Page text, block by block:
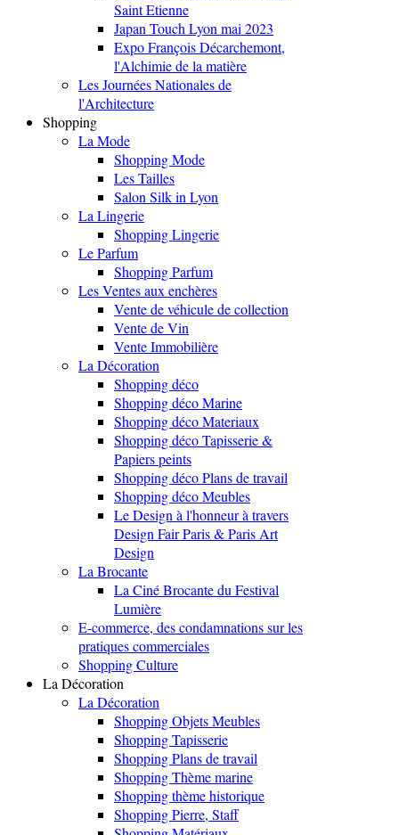
Saint Etienne
Japan Touch Lyon mai 2023
Expo François Décarchemont,
l'Alchimie de la matière
Les Journées Nationales de
l'Architecture
Shopping
La Mode
Shopping Mode
Les Tailles
Salon Silk in Lyon
La Lingerie
Shopping Lingerie
Le Parfum
Shopping Parfum
Les Ventes aux enchères
Vente de véhicule de collection
Vente de Vin
Vente Immobilière
La Décoration
Shopping déco
Shopping déco Marine
Shopping déco Materiaux
Shopping déco Tapisserie &
Papiers peints
Shopping déco Plans de travail
Shopping déco Meubles
Le Design à l'honneur à travers
Design Fair Paris & Paris Art
Design
La Brocante
La Ciné Brocante du Festival
Lumière
E-commerce, des condamnations sur les
pratiques commerciales
Shopping Culture
La Décoration
La Décoration
Shopping Objets Meubles
Shopping Tapisserie
Shopping Plans de travail
Shopping Thème marine
Shopping thème historique
Shopping Pierre, Staff